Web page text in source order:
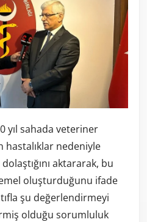
yıl sahada veteriner
hastalıklar nedeniyle
dolaştığını aktararak, bu
oluşturduğunu ifade
şu değerlendirmeyi
olduğu sorumluluk